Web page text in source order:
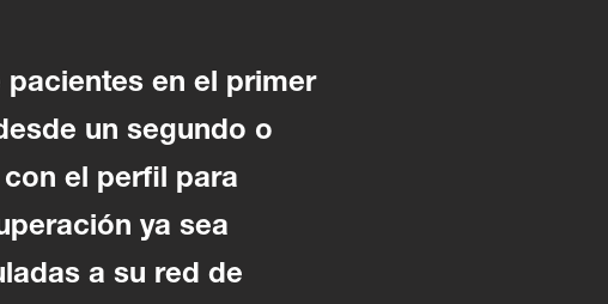
en el primer
un segundo o
el perfil para
ya sea
a su red de